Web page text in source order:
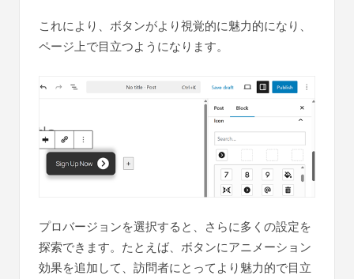
これにより、ボタンがより視覚的に魅力的になり、
ページ上で目立つようになります。
プロバージョンを選択すると、さらに多くの設定を
探索できます。たとえば、ボタンにアニメーション
効果を追加して、訪問者にとってより魅力的で目立